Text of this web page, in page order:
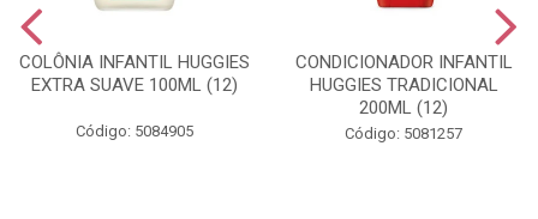
COLÔNIA INFANTIL HUGGIES
EXTRA SUAVE 100ML (12)
Código: 5084905
CONDICIONADOR INFANTIL
HUGGIES TRADICIONAL
200ML (12)
Código: 5081257